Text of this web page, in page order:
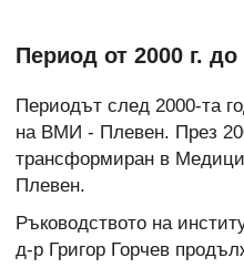
Период от 2000 г.
Периодът след 2000-та
на ВМИ - Плевен. През
трансформиран в
Плевен.
Ръководството на
д-р Григор Горчев